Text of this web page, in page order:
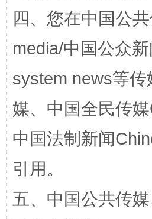
四、您在中国公
media/中国公众
system news等
媒、中国全民传
中国法制新闻
引用。
五、中国公共传